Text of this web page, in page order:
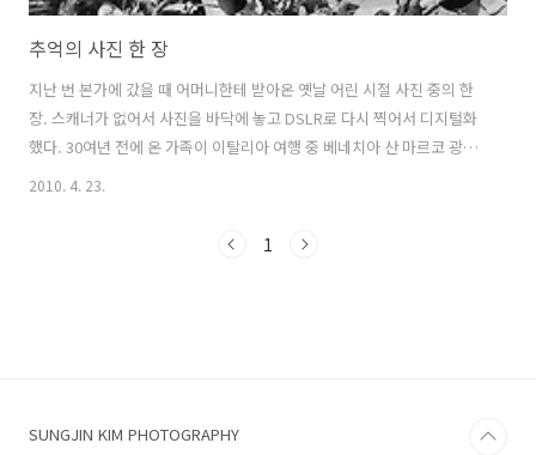
추억의 사진 한 장
지난 번 본가에 갔을 때 어머니한테 받아온 옛날 어린 시절 사진 중의 한
장. 스캐너가 없어서 사진을 바닥에 놓고 DSLR로 다시 찍어서 디지털화
했다. 30여년 전에 온 가족이 이탈리아 여행 중 베네치아 산 마르코 광장
에서 찍은 걸로 기억되는데 지금 보니 참 기분이 묘해진다. 사진을 보면
2010. 4. 23.
1
SUNGJIN KIM PHOTOGRAPHY